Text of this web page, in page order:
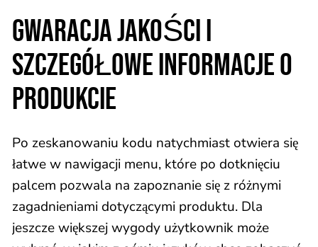
GWARACJA JAKOŚCI I
SZCZEGÓŁOWE INFORMACJE O
PRODUKCIE
Po zeskanowaniu kodu natychmiast otwiera się
łatwe w nawigacji menu, które po dotknięciu
palcem pozwala na zapoznanie się z różnymi
zagadnieniami dotyczącymi produktu. Dla
jeszcze większej wygody użytkownik może